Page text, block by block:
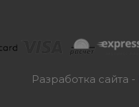
Разработка сайта -